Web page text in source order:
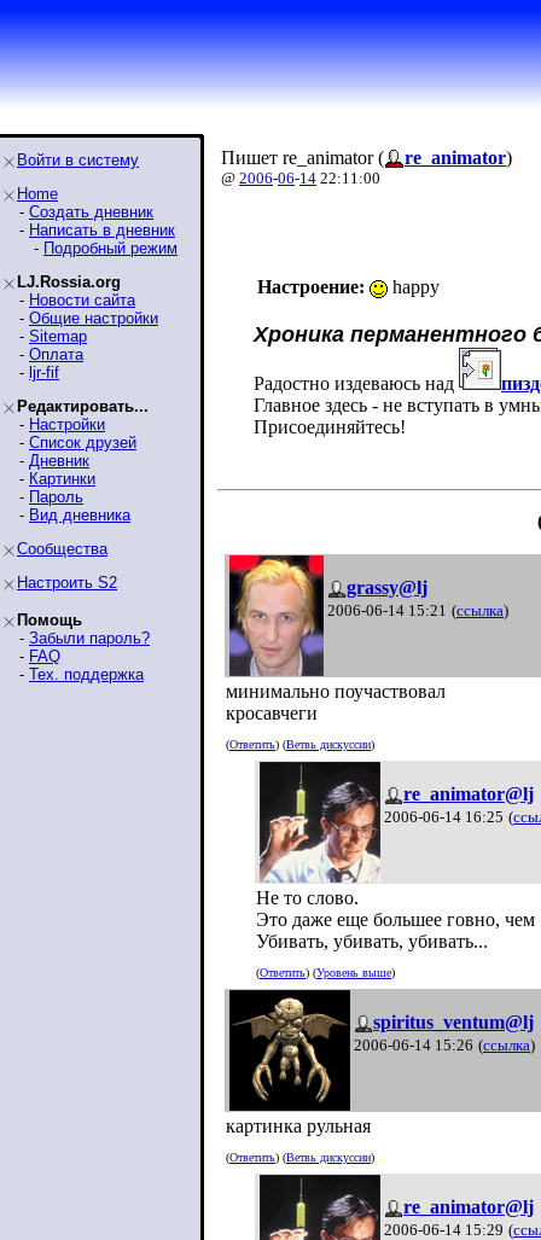
Войти в систему
Home
- Создать дневник
- Написать в дневник
- Подробный режим
LJ.Rossia.org
- Новости сайта
- Общие настройки
- Sitemap
- Оплата
- ljr-fif
Редактировать...
- Настройки
- Список друзей
- Дневник
- Картинки
- Пароль
- Вид дневника
Сообщества
Настроить S2
Помощь
- Забыли пароль?
- FAQ
- Тех. поддержка
Пишет re_animator ( re_animator)
@ 2006-06-14 22:11:00
Настроение: happy
Хроника перманентного
Радостно издеваюсь над
Главное здесь - не вступать в
Присоединяйтесь!
grassy@lj
2006-06-14 15:21 (ссылка)
минимально поучаствовал
кросавчеги
(Ответить) (Ветвь дискуссии)
re_animator@lj
2006-06-14 16:25 (
Не то слово.
Это даже еще большее говно,
Убивать, убивать, убивать...
(Ответить) (Уровень выше)
spiritus_ventum@lj
2006-06-14 15:26 (ссылка)
картинка рульная
(Ответить) (Ветвь дискуссии)
re_animator@lj
2006-06-14 15:29 (